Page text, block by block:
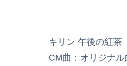
キリン 午後の紅茶
CM曲：オリジナル